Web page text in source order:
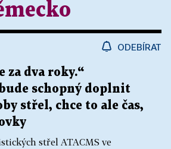
ODEBÍRAT
za dva roky.“
schopný doplnit
střel, chce to ale čas,
střel ATACMS ve